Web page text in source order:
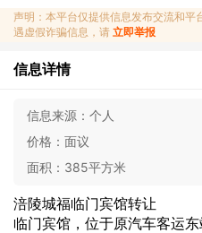
声明：本平台仅提供信息发布交流和平
遇虚假诈骗信息，请 立即举报
信息详情
信息来源： 个人
价格： 面议
面积： 385平方米
涪陵城福临门宾馆转让
临门宾馆，位于原汽车客运